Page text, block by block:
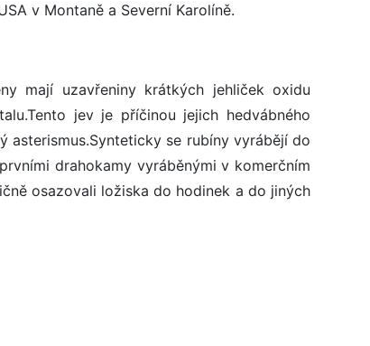
v Montaně a Severní Karolíně.
mají uzavřeniny krátkých jehliček oxidu
jev je příčinou jejich hedvábného
asterismus.Synteticky se rubíny vyrábějí do
drahokamy vyráběnými v komerčním
osazovali ložiska do hodinek a do jiných